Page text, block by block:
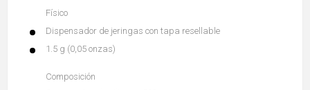
Físico
Dispensador de jeringas con tapa resellable
1.5 g (0,05 onzas)
Composición